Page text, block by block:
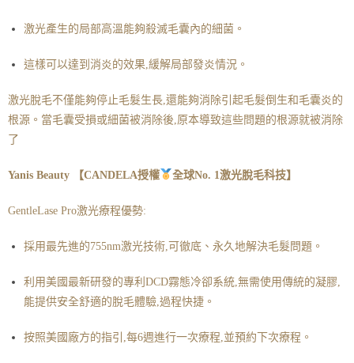
激光產生的局部高溫能夠殺滅毛囊內的細菌。
這樣可以達到消炎的效果,緩解局部發炎情況。
激光脫毛不僅能夠停止毛髮生長,還能夠消除引起毛髮倒生和毛囊炎的
根源。當毛囊受損或細菌被消除後,原本導致這些問題的根源就被消除
了
Yanis Beauty 【CANDELA授權 全球No. 1 激光脫毛科技】
GentleLase Pro激光療程優勢:
採用最先進的755nm激光技術,可徹底、永久地解決毛髮問題。
利用美國最新研發的專利DCD霧態冷卻系統,無需使用傳統的凝膠,
能提供安全舒適的脫毛體驗,過程快捷。
按照美國廠方的指引,每6週進行一次療程,並預約下次療程。